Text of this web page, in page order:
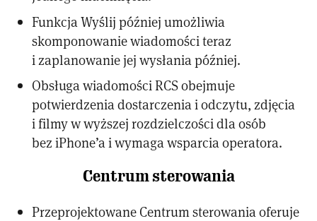
Funkcja Wyślij później umożliwia
skomponowanie wiadomości teraz
i zaplanowanie jej wysłania później.
Obsługa wiadomości RCS obejmuje
potwierdzenia dostarczenia i odczytu, zdjęcia
i filmy w wyższej rozdzielczości dla osób
bez iPhone’a i wymaga wsparcia operatora.
Centrum sterowania
Przeprojektowane Centrum sterowania oferuje